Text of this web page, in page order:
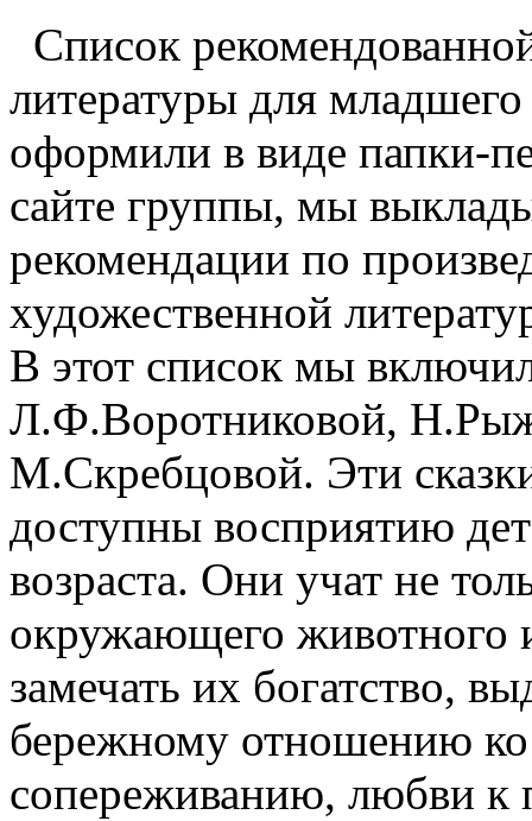
Список
литературы для
оформили в виде папки-
сайте группы, мы
рекомендации по
художественной
В этот список мы
Л.Ф.Воротниковой,
М.Скребцовой. Эти
доступны восприятию
возраста. Они учат не
окружающего животного
замечать их богатство,
бережному отношению
сопереживанию, любви к